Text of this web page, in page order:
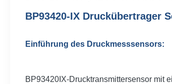
BP93420-IX Druckübertrager
Einführung des Druckmesssensors:
BP93420IX-Drucktransmittersensor mit